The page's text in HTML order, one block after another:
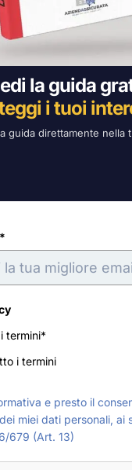
la guida
i tuoi
guida direttamente nella
termini*
i termini
e presto il
miei dati personali, ai
679 (Art. 13)